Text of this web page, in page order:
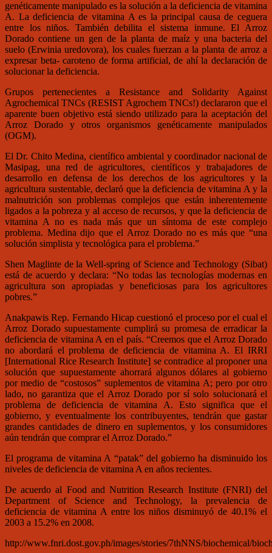
genéticamente manipulado es la solución a la deficiencia de vitamina
A. La deficiencia de vitamina A es la principal causa de ceguera
entre los niños. También debilita el sistema inmune. El Arroz
Dorado contiene un gen de la planta de maíz y una bacteria del
suelo (Erwinia uredovora), los cuales fuerzan a la planta de arroz a
expresar beta- caroteno de forma artificial, de ahí la declaración de
solucionar la deficiencia.
Grupos pertenecientes a Resistance and Solidarity Against
Agrochemical TNCs (RESIST Agrochem TNCs!) declararon que el
aparente buen objetivo está siendo utilizado para la aceptación del
Arroz Dorado y otros organismos genéticamente manipulados
(OGM).
El Dr. Chito Medina, científico ambiental y coordinador nacional de
Masipag, una red de agricultores, científicos y trabajadores de
desarrollo en defensa de los derechos de los agricultores y la
agricultura sustentable, declaró que la deficiencia de vitamina A y la
malnutrición son problemas complejos que están inherentemente
ligados a la pobreza y al acceso de recursos, y que la deficiencia de
vitamina A no es nada más que un síntoma de este complejo
problema. Medina dijo que el Arroz Dorado no es más que “una
solución simplista y tecnológica para el problema.”
Shen Maglinte de la Well-spring of Science and Technology (Sibat)
está de acuerdo y declara: “No todas las tecnologías modernas en
agricultura son apropiadas y beneficiosas para los agricultores
pobres.”
Anakpawis Rep. Fernando Hicap cuestionó el proceso por el cual el
Arroz Dorado supuestamente cumplirá su promesa de erradicar la
deficiencia de vitamina A en el país. “Creemos que el Arroz Dorado
no abordará el problema de deficiencia de vitamina A. El IRRI
[International Rice Research Institute] se contradice al proponer una
solución que supuestamente ahorrará algunos dólares al gobierno
por medio de “costosos” suplementos de vitamina A; pero por otro
lado, no garantiza que el Arroz Dorado por sí solo solucionará el
problema de deficiencia de vitamina A. Esto significa que el
gobierno, y eventualmente los contribuyentes, tendrán que gastar
grandes cantidades de dinero en suplementos, y los consumidores
aún tendrán que comprar el Arroz Dorado.”
El programa de vitamina A “patak” del gobierno ha disminuido los
niveles de deficiencia de vitamina A en años recientes.
De acuerdo al Food and Nutrition Research Institute (FNRI) del
Department of Science and Technology, la prevalencia de
deficiencia de vitamina A entre los niños disminuyó de 40.1% el
2003 a 15.2% en 2008.
http://www.fnri.dost.gov.ph/images/stories/7thNNS/biochemical/